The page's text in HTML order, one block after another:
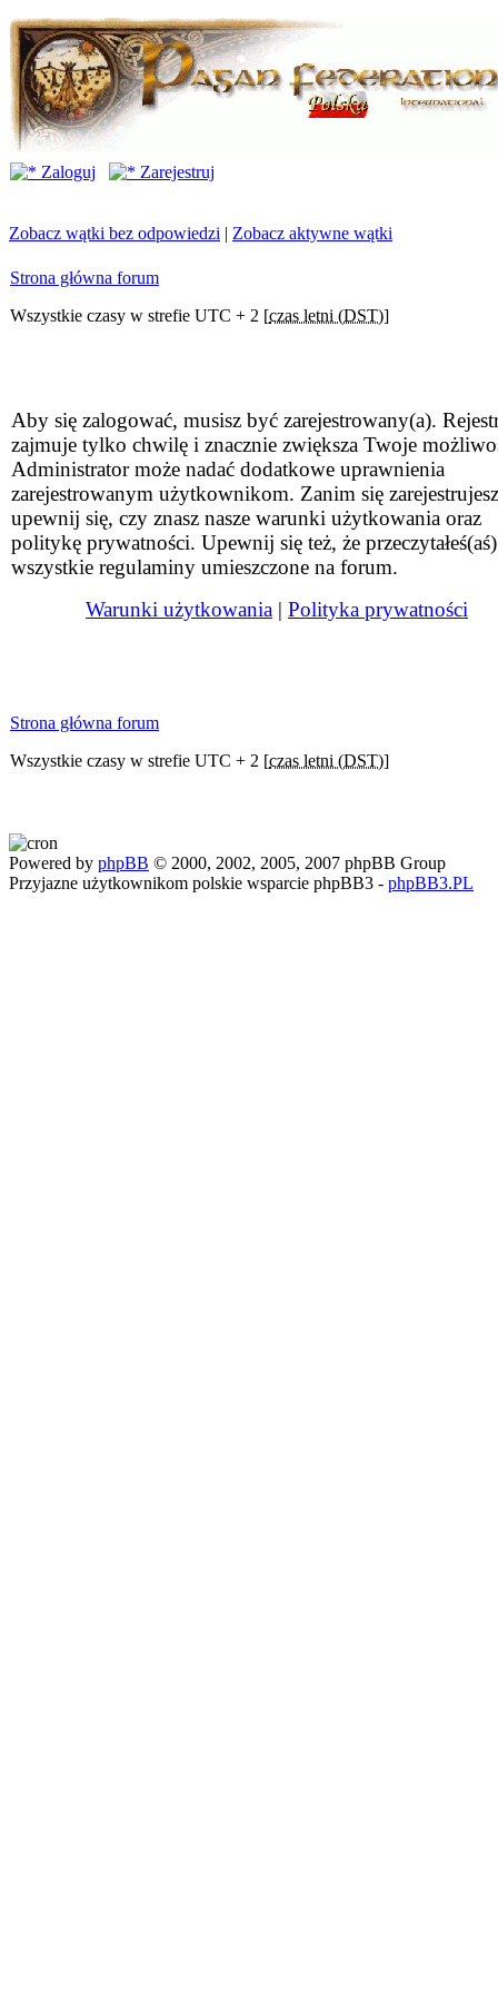
Zaloguj Zarejestruj
Zobacz wątki bez odpowiedzi | Zobacz aktywne wątki
Strona główna forum
Wszystkie czasy w strefie UTC + 2 [czas letni (DST)]
Aby się zalogować, musisz być zarejestrowany(a).
zajmuje tylko chwilę i znacznie zwiększa Twoje
Administrator może nadać dodatkowe uprawnienia
zarejestrowanym użytkownikom. Zanim się
upewnij się, czy znasz nasze warunki użytkowania oraz
politykę prywatności. Upewnij się też, że przeczytałeś(aś)
wszystkie regulaminy umieszczone na forum.
Warunki użytkowania | Polityka prywatności
Strona główna forum
Wszystkie czasy w strefie UTC + 2 [czas letni (DST)]
Powered by phpBB © 2000, 2002, 2005, 2007 phpBB Group
Przyjazne użytkownikom polskie wsparcie phpBB3 - phpBB3.PL